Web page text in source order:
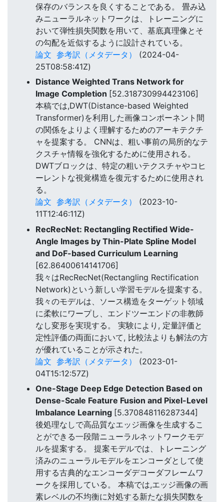
保存のバランスを良くすることである。 畳み込
みニューラルネットワークは、トレーニングに
おいて弾性損失関数を用いて、基底真理像とそ
の勾配を近似するように設計されている。
論文 参考訳（メタデータ）
(2024-04-
25T08:58:41Z)
Distance Weighted Trans Network for
Image Completion [52.318730994423106]
本稿では,DWT(Distance-based Weighted
Transformer)を利用した画像コンポーネント間
の関係をよりよく理解するためのアーキテクチ
ャを提案する。 CNNは、粗い事前の局所的なテ
クスチャ情報を強化するために使用される。
DWTブロックは、特定の粗いテクスチャやコヒ
ーレントな視覚構造を復元するために使用され
る。
論文 参考訳（メタデータ）
(2023-10-
11T12:46:11Z)
RecRecNet: Rectangling Rectified Wide-
Angle Images by Thin-Plate Spline Model
and DoF-based Curriculum Learning
[62.86400614141706]
我々はRecRecNet(Rectangling Rectification
Network)という新しい学習モデルを提案する。
我々のモデルは、ソース構造をターゲット領域
に柔軟にワープし、エンドツーエンドの非教師
なし変形を実現する。 実験により, 定量評価と
定性評価の両面において, 比較法よりも解法の方
が優れていることが示された。
論文 参考訳（メタデータ）
(2023-01-
04T15:12:57Z)
One-Stage Deep Edge Detection Based on
Dense-Scale Feature Fusion and Pixel-Level
Imbalance Learning [5.370848116287344]
後処理なしで高品質なエッジ画像を生成するこ
とができる一段階ニューラルネットワークモデ
ルを提案する。 提案モデルでは、トレーニング
済みのニューラルモデルをエンコーダとして使
用する古典的なエンコーダデコーダフレームワ
ークを採用している。 本稿では,エッジ画像の画
素レベルの不均衡に対処する新たな損失関数を